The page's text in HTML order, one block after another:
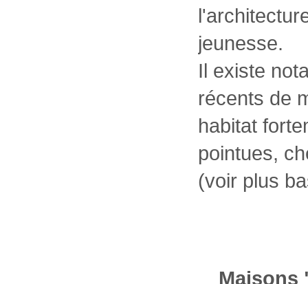
jeunesse.
Il existe
récents de
habitat
pointues,
(voir plus